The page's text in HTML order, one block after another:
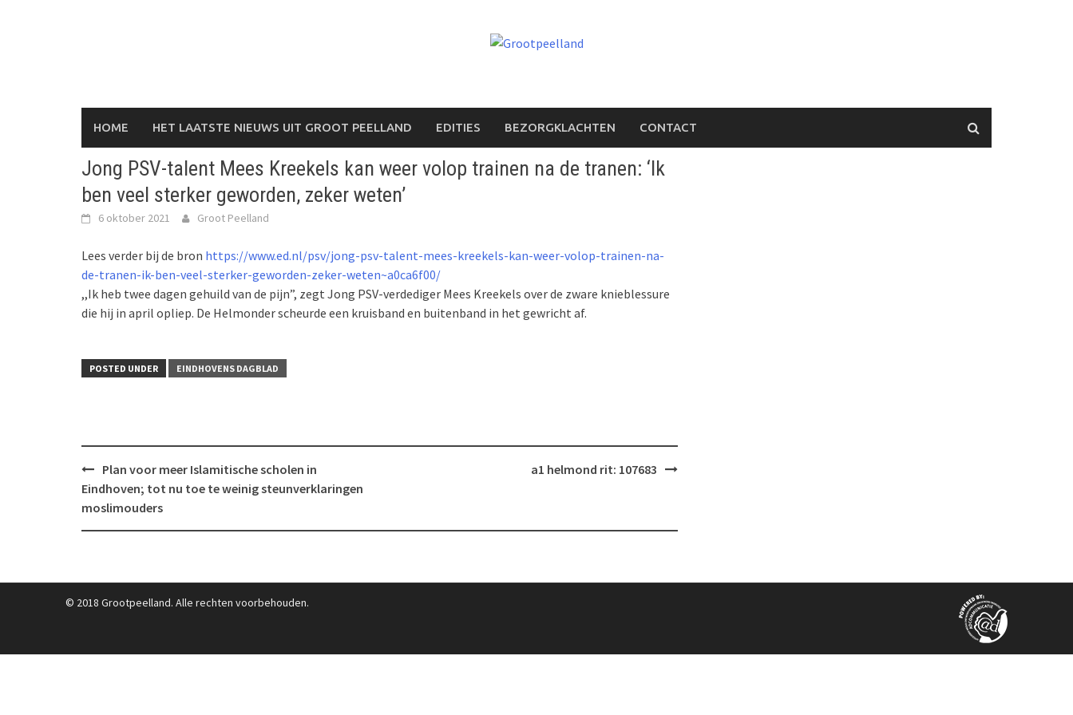
HOME HET LAATSTE NIEUWS UIT GROOT PEELLAND EDITIES BEZORGKLACHTEN CONTACT
Jong PSV-talent Mees Kreekels kan weer volop trainen na de tranen: ‘Ik
ben veel sterker geworden, zeker weten’
6 oktober 2021 Groot Peelland
Lees verder bij de bron https://www.ed.nl/psv/jong-psv-talent-mees-kreekels-kan-weer-volop-trainen-na-
de-tranen-ik-ben-veel-sterker-geworden-zeker-weten~a0ca6f00/
,,Ik heb twee dagen gehuild van de pijn”, zegt Jong PSV-verdediger Mees Kreekels over de zware knieblessure
die hij in april opliep. De Helmonder scheurde een kruisband en buitenband in het gewricht af.
POSTED UNDER EINDHOVENS DAGBLAD
Post
navigation
Plan voor meer Islamitische scholen in
Eindhoven; tot nu toe te weinig steunverklaringen
moslimouders
a1 helmond rit: 107683
© 2018 Grootpeelland. Alle rechten voorbehouden.